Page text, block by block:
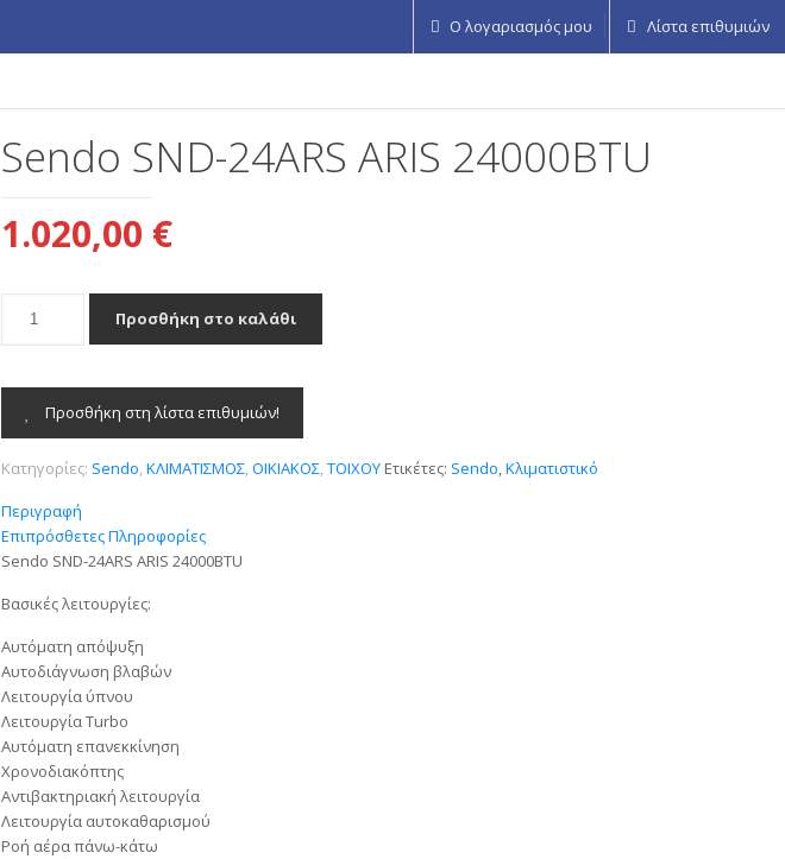
Ο λογαριασμός μου Λίστα επιθυμιών
Sendo SND-24ARS ARIS 24000BTU
1.020,00 €
SND-
24000BTU
ποσότητα
Προσθήκη στο καλάθι
Προσθήκη στη λίστα επιθυμιών!
Κατηγορίες: Sendo,ΚΛΙΜΑΤΙΣΜΟΣ,ΟΙΚΙΑΚΟΣ,ΤΟΙΧΟΥ Ετικέτες: Sendo,Κλιματιστικό
Περιγραφή
Επιπρόσθετες Πληροφορίες
Sendo SND-24ARS ARIS 24000BTU
Βασικές λειτουργίες:
Αυτόματη απόψυξη
Αυτοδιάγνωση βλαβών
Λειτουργία ύπνου
Λειτουργία Turbo
Αυτόματη επανεκκίνηση
Χρονοδιακόπτης
Αντιβακτηριακή λειτουργία
Λειτουργία αυτοκαθαρισμού
Ροή αέρα πάνω-κάτω